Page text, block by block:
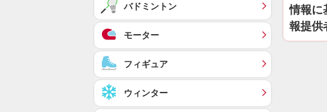
情報に
報提供
バドミントン
モーター
フィギュア
ウィンター